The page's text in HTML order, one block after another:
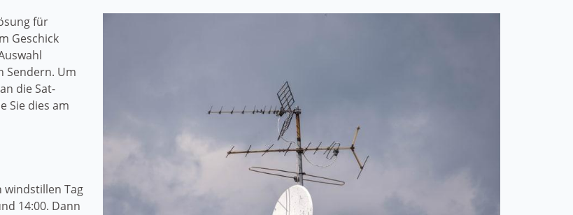
für
Geschick
Sendern. Um
die Sat-
Sie dies am
windstillen Tag
14:00. Dann